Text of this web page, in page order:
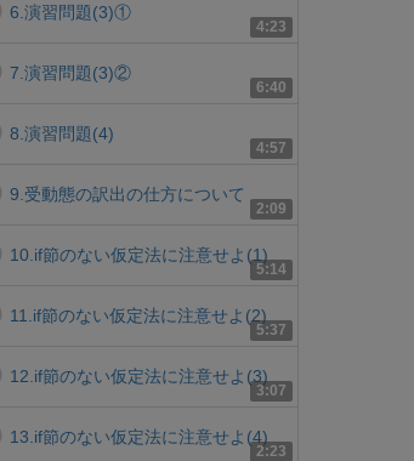
4:23
6.演習問題(3)①
6:40
7.演習問題(3)②
4:57
8.演習問題(4)
2:09
9.受動態の訳出の仕方について
5:14
10.if節のない仮定法に注意せよ(1)
5:37
11.if節のない仮定法に注意せよ(2)
3:07
12.if節のない仮定法に注意せよ(3)
2:23
13.if節のない仮定法に注意せよ(4)